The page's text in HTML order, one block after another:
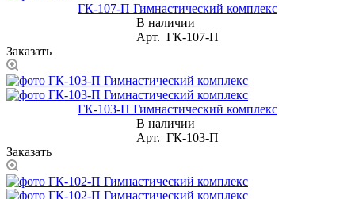
ГК-107-П Гимнастический комплекс
В наличии
Арт. ГК-107-П
Заказать
ГК-103-П Гимнастический комплекс
В наличии
Арт. ГК-103-П
Заказать